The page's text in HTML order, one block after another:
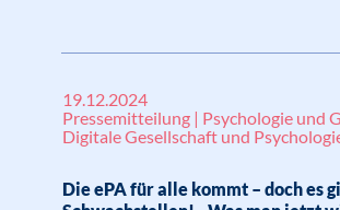
19.12.2024
Pressemitteilung | Psychologie und
Digitale Gesellschaft und
Die ePA für alle kommt – doch es